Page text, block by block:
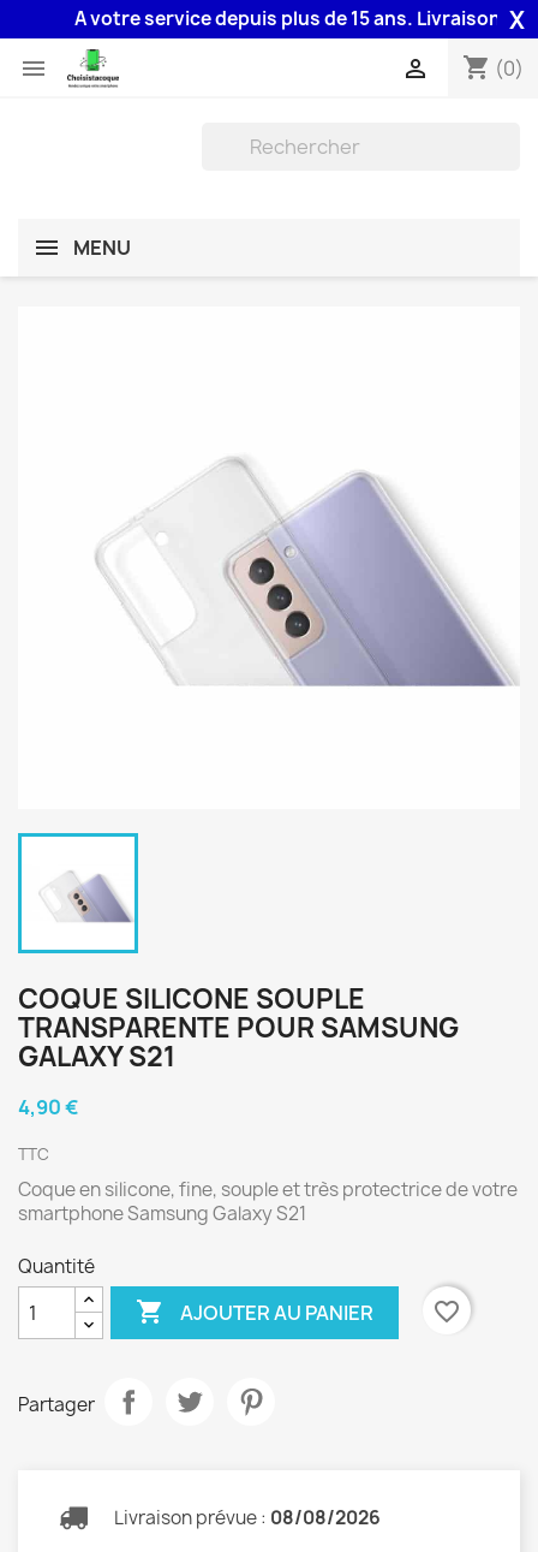
A votre service depuis plus de 15 ans. Livraison 48HX
 shopping_cart (0)

MENU
COQUE SILICONE SOUPLE
TRANSPARENTE POUR SAMSUNG
GALAXY S21
4,90 €
TTC
Coque en silicone, fine, souple et très protectrice de votre
smartphone Samsung Galaxy S21
Quantité
 AJOUTER AU PANIER favorite_border
Partager
Livraison prévue : 08/08/2026